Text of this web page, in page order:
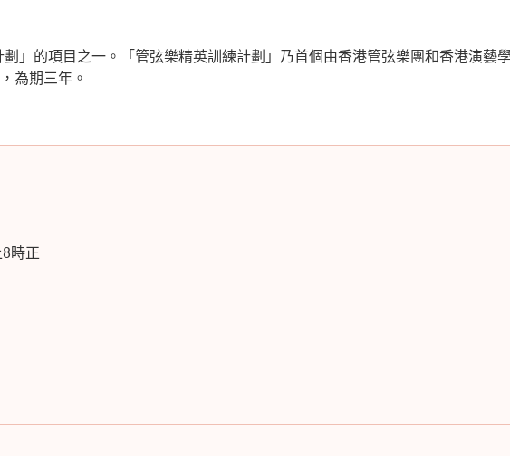
劃」的項目之一。「管弦樂精英訓練計劃」乃首個由香港管弦樂團和香港演
為期三年。
時正